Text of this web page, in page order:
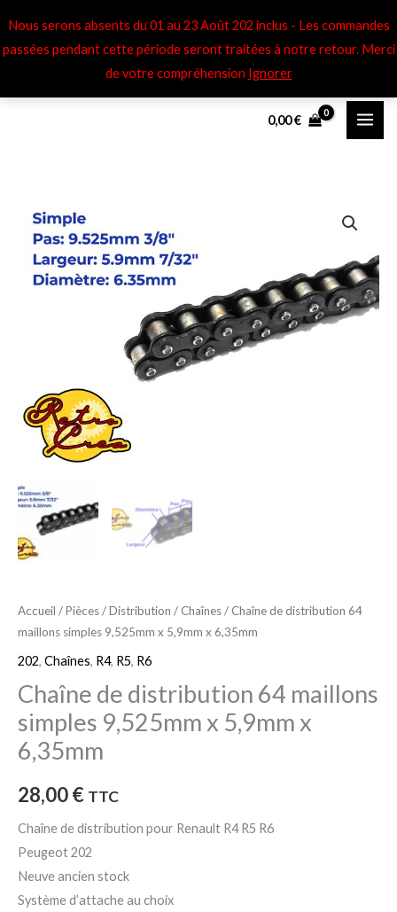
Nous serons absents du 01 au 23 Août 202 inclus - Les commandes
passées pendant cette période seront traitées à notre retour​. Merci
de votre compréhension Ignorer
au
contenu
0,00€
Accueil /Pièces/Distribution / Chaînes/ Chaîne de distribution 64
maillons simples 9,525mm x 5,9mm x 6,35mm
202, Chaînes, R4, R5, R6
Chaîne de distribution 64 maillons
simples 9,525mm x 5,9mm x
6,35mm
28,00€ TTC
Chaîne de distribution pour Renault R4 R5 R6
Peugeot 202
Neuve ancien stock
Système d’attache au choix
Chaîne
9,525mm
5,9mm
6,35mm